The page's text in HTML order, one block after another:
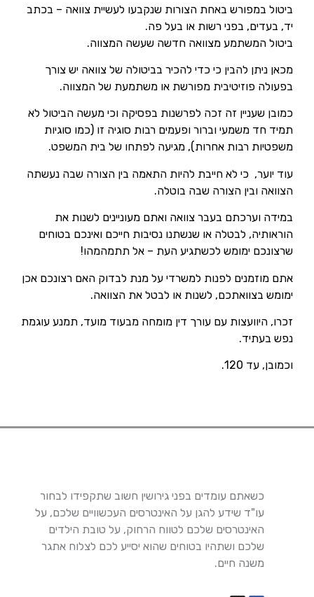
ביטול במפורש באחת הצורות שנקבעו לעשיית צוואה – בכתב
יד, בעדים, בפני רשות או בעל פה.
ביטול המשתמע מצוואה חדשה שעשה המצווה.
מכאן ניתן להבין כי כדי להכיר בביטולה של צוואה יש צורך
בפעולה פוזיטיבית מפורשת או משתמעת של המצווה.
כמובן שעניין זה זכה לפרשנות בפסיקה וכי מעשה הביטול לא
תמיד חד משמעי וברור ופעמים רבות סוגיה זו (כמו סוגיות
משפטיות רבות אחרות), מגיעה לפתחו של בית המשפט.
עוד יוער, כי לא חייבת להיות התאמה בין הצורה שבה נעשתה
הצוואה ובין הצורה שבה בוטלה.
במידה וערכתם בעבר צוואה ואתם מעוניינים לשנות את
הוראותיה, לבטלה או שנשתנו נסיבות חייכם ואינכם בטוחים
שרצונכם ימומש לכשתגיע העת – אל תתמהמהו!
אתם מוזמנים לפנות למשרדי על מנת לבדוק האם רצונכם אכן
ימומש בצוואתכם, לשנות או לבטל את הצוואה.
זכרו, היוועצות עם עורך דין מומחה מבעוד מועד, תמנע עוגמת
נפש בעתיד.
וכמובן, עד 120.
כשאתם עומדים בפני גירושין חשוב שתקפידו לבחור
עו"ד שידע להגן על האינטרסים העכשוויים שלכם, על
האינטרסים שלכם לטווח הרחוק, על טובת הילדים
שלכם ושתהיו בטוחים שהוא יסייע לכם לצלוח אתגר
משנה חיים.